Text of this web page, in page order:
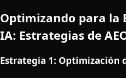
Optimizando para la
IA: Estrategias de
Estrategia 1: Optimización